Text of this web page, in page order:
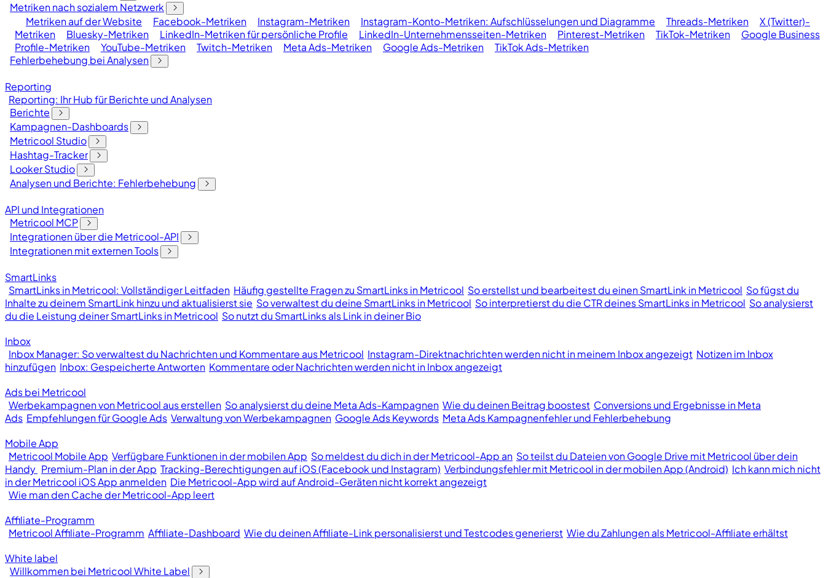
Metriken nach sozialem Netzwerk
Metriken auf der Website
Facebook-Metriken Instagram-Metriken Instagram-Konto-Metriken: Aufschlüsselungen und Diagramme Threads-Metriken
X (Twitter)-
Metriken
Bluesky-Metriken LinkedIn-Metriken für persönliche Profile LinkedIn-Unternehmensseiten-Metriken Pinterest-Metriken TikTok-Metriken
Google Business
Profile-Metriken
YouTube-Metriken Twitch-Metriken Meta Ads-Metriken Google Ads-Metriken
TikTok Ads-Metriken
Fehlerbehebung bei Analysen
Reporting
Reporting: Ihr Hub für Berichte und Analysen
Berichte
Kampagnen-Dashboards
Metricool Studio
Hashtag-Tracker
Looker Studio
Analysen und Berichte: Fehlerbehebung
API und Integrationen
Metricool MCP
Integrationen über die Metricool-API
Integrationen mit externen Tools
SmartLinks
SmartLinks in Metricool: Vollständiger Leitfaden Häufig gestellte Fragen zu SmartLinks in Metricool So erstellst und bearbeitest du einen SmartLink in Metricool So fügst du
Inhalte zu deinem SmartLink hinzu und aktualisierst sie So verwaltest du deine SmartLinks in Metricool So interpretierst du die CTR deines SmartLinks in Metricool So analysierst
du die Leistung deiner SmartLinks in Metricool So nutzt du SmartLinks als Link in deiner Bio
Inbox
Inbox Manager: So verwaltest du Nachrichten und Kommentare aus Metricool Instagram-Direktnachrichten werden nicht in meinem Inbox angezeigt Notizen im Inbox
hinzufügen Inbox: Gespeicherte Antworten Kommentare oder Nachrichten werden nicht in Inbox angezeigt
Ads bei Metricool
Werbekampagnen von Metricool aus erstellen So analysierst du deine Meta Ads-Kampagnen Wie du deinen Beitrag boostest Conversions und Ergebnisse in Meta
Ads Empfehlungen für Google Ads Verwaltung von Werbekampagnen Google Ads Keywords Meta Ads Kampagnenfehler und Fehlerbehebung
Mobile App
Metricool Mobile App Verfügbare Funktionen in der mobilen App So meldest du dich in der Metricool-App an So teilst du Dateien von Google Drive mit Metricool über dein
Handy Premium-Plan in der App Tracking-Berechtigungen auf iOS (Facebook und Instagram) Verbindungsfehler mit Metricool in der mobilen App (Android) Ich kann mich nicht
in der Metricool iOS App anmelden Die Metricool-App wird auf Android-Geräten nicht korrekt angezeigt
Wie man den Cache der Metricool-App leert
Affiliate-Programm
Metricool Affiliate-Programm Affiliate-Dashboard Wie du deinen Affiliate-Link personalisierst und Testcodes generierst Wie du Zahlungen als Metricool-Affiliate erhältst
White label
Willkommen bei Metricool White Label